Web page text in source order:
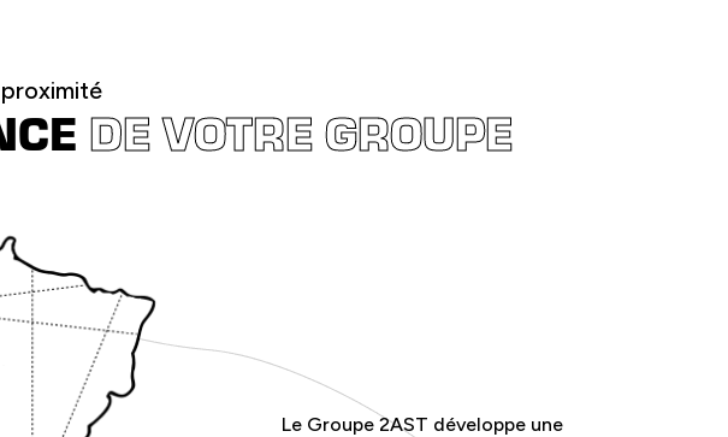
proximité
DE VOTRE GROUPE
Le Groupe 2AST développe une